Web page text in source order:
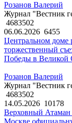
Розанов Валерий
Журнал "Вестник
4683502
06.06.2026 6455
Центральном доме
торжественный
Победы в Великой
Розанов Валерий
Журнал "Вестник
4683502
14.05.2026 10178
Верховный